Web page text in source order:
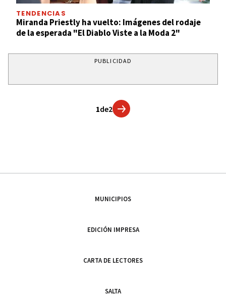
TENDENCIAS
Miranda Priestly ha vuelto: Imágenes del rodaje
de la esperada "El Diablo Viste a la Moda 2"
PUBLICIDAD
1de2
MUNICIPIOS
EDICIÓN IMPRESA
CARTA DE LECTORES
SALTA